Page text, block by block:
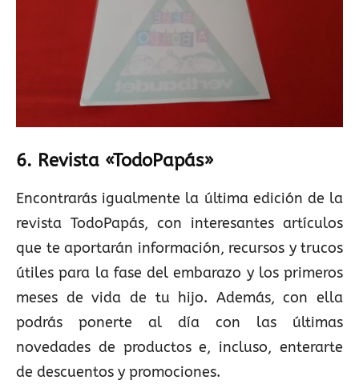
6. Revista «TodoPapás»
Encontrarás igualmente la última edición de la
revista TodoPapás, con interesantes artículos
que te aportarán información, recursos y trucos
útiles para la fase del embarazo y los primeros
meses de vida de tu hijo. Además, con ella
podrás ponerte al día con las últimas
novedades de productos e, incluso, enterarte
de descuentos y promociones.